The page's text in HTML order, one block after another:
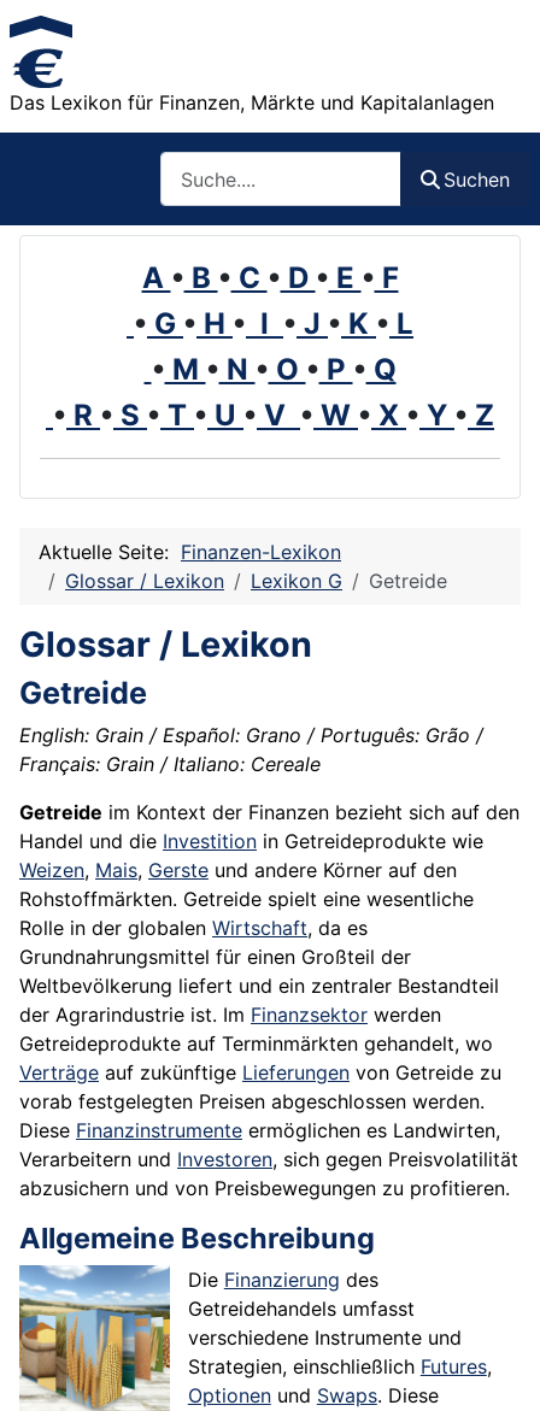
Das Lexikon für Finanzen, Märkte und Kapitalanlagen
Suchen
A • B • C • D • E • F
• G • H • I • J • K • L
• M • N • O • P • Q
• R • S • T • U • V • W • X • Y • Z
Aktuelle Seite: Finanzen-Lexikon
Glossar / Lexikon
Lexikon G Getreide
Glossar / Lexikon
Getreide
English: Grain / Español: Grano / Português: Grão /
Français: Grain / Italiano: Cereale
Getreide im Kontext der Finanzen bezieht sich auf den
Handel und die Investition in Getreideprodukte wie
Weizen, Mais, Gerste und andere Körner auf den
Rohstoffmärkten. Getreide spielt eine wesentliche
Rolle in der globalen Wirtschaft, da es
Grundnahrungsmittel für einen Großteil der
Weltbevölkerung liefert und ein zentraler Bestandteil
der Agrarindustrie ist. Im Finanzsektor werden
Getreideprodukte auf Terminmärkten gehandelt, wo
Verträge auf zukünftige Lieferungen von Getreide zu
vorab festgelegten Preisen abgeschlossen werden.
Diese Finanzinstrumente ermöglichen es Landwirten,
Verarbeitern und Investoren, sich gegen Preisvolatilität
abzusichern und von Preisbewegungen zu profitieren.
Allgemeine Beschreibung
Die Finanzierung des
Getreidehandels umfasst
verschiedene Instrumente und
Strategien, einschließlich Futures,
Optionenund Swaps. Diese